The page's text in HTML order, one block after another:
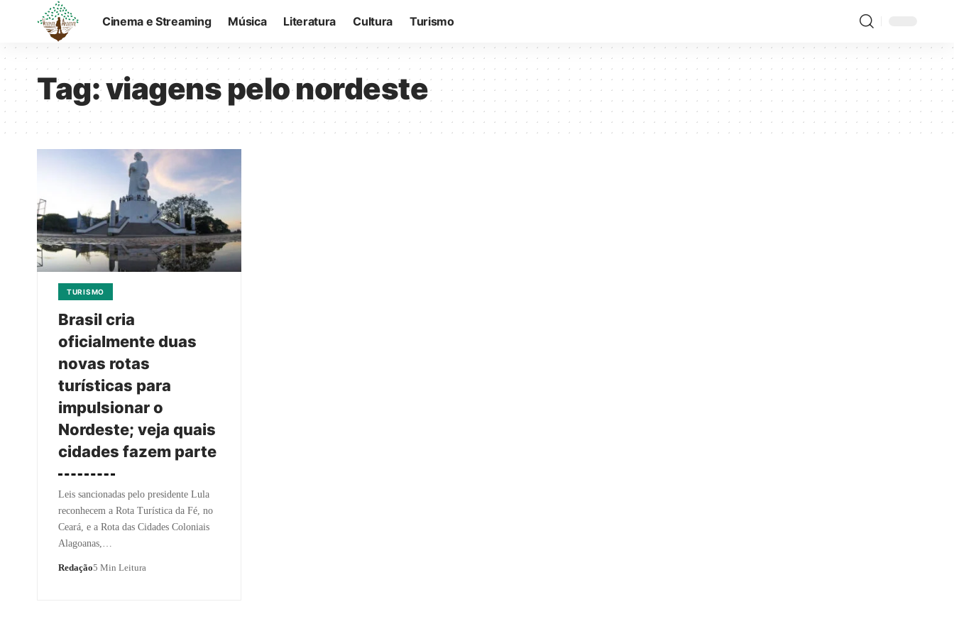
Cinema e Streaming Música Literatura Cultura Turismo
Tag:viagens pelo nordeste
TURISMO
Brasil cria
oficialmente duas
novas rotas
turísticas para
impulsionar o
Nordeste; veja quais
cidades fazem parte
Leis sancionadas pelo presidente Lula
reconhecem a Rota Turística da Fé, no
Ceará, e a Rota das Cidades Coloniais
Alagoanas,…
Redação5 Min Leitura